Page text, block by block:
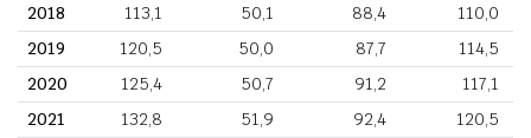
2018
113,1 50,1 88,4
110,0
2019
120,5 50,0 87,7
114,5
2020
125,4 50,7 91,2
117,1
2021
132,8 51,9 92,4
120,5